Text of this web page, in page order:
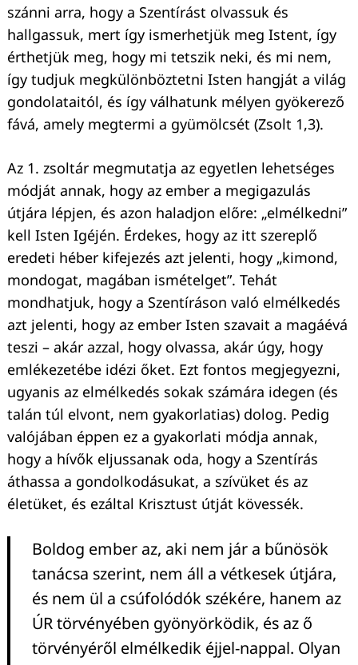
szánni arra, hogy a Szentírást olvassuk és
hallgassuk, mert így ismerhetjük meg Istent, így
érthetjük meg, hogy mi tetszik neki, és mi nem,
így tudjuk megkülönböztetni Isten hangját a világ
gondolataitól, és így válhatunk mélyen gyökerező
fává, amely megtermi a gyümölcsét (Zsolt 1,3).
Az 1. zsoltár megmutatja az egyetlen lehetséges
módját annak, hogy az ember a megigazulás
útjára lépjen, és azon haladjon előre: „elmélkedni”
kell Isten Igéjén. Érdekes, hogy az itt szereplő
eredeti héber kifejezés azt jelenti, hogy „kimond,
mondogat, magában ismételget”. Tehát
mondhatjuk, hogy a Szentíráson való elmélkedés
azt jelenti, hogy az ember Isten szavait a magáévá
teszi – akár azzal, hogy olvassa, akár úgy, hogy
emlékezetébe idézi őket. Ezt fontos megjegyezni,
ugyanis az elmélkedés sokak számára idegen (és
talán túl elvont, nem gyakorlatias) dolog. Pedig
valójában éppen ez a gyakorlati módja annak,
hogy a hívők eljussanak oda, hogy a Szentírás
áthassa a gondolkodásukat, a szívüket és az
életüket, és ezáltal Krisztust útját kövessék.
Boldog ember az, aki nem jár a bűnösök
tanácsa szerint, nem áll a vétkesek útjára,
és nem ül a csúfolódók székére, hanem az
ÚR törvényében gyönyörködik, és az ő
törvényéről elmélkedik éjjel-nappal. Olyan
Keresés: